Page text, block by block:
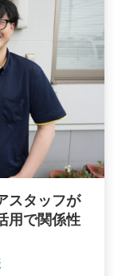
スタッフが
用で関係性